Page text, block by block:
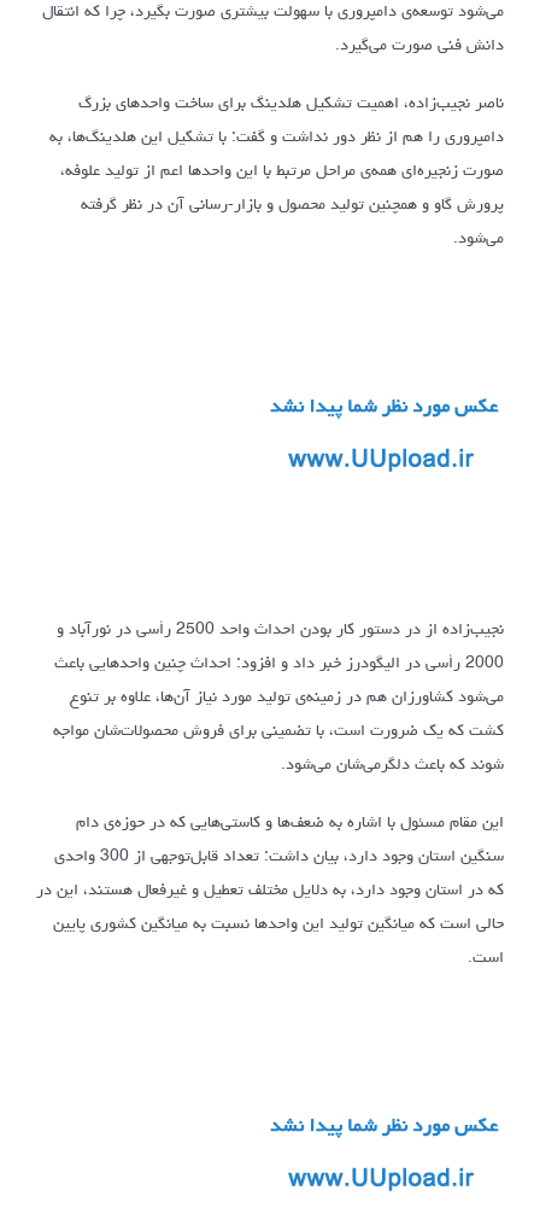
می‌شود توسعه‌ی دامپروری با سهولت بیشتری صورت بگیرد، چرا که انتقال
دانش فنی صورت می‌گیرد.
ناصر نجیب‌زاده، اهمیت تشکیل هلدینگ‌ برای ساخت واحدهای بزرگ
دامپروری را هم از نظر دور نداشت و گفت: با تشکیل این هلدینگ‌ها، به
صورت زنجیره‌ای همه‌ی مراحل مرتبط با این واحدها اعم از تولید علوفه،
پرورش گاو و همچنین تولید محصول و بازار-رسانی آن در نظر گرفته
می‌شود.
نجیب‌زاده از در دستور کار بودن احداث واحد 2500 رأسی در نورآباد و
2000 رأسی در الیگودرز خبر داد و افزود: احداث چنین واحدهایی باعث
می‌شود کشاورزان هم در زمینه‌ی تولید مورد نیاز آن‌ها، علاوه بر تنوع
کشت که یک ضرورت است، با تضمینی برای فروش محصولات‌شان مواجه
شوند که باعث دلگرمی‌شان می‌شود.
این مقام مسئول با اشاره به ضعف‌ها و کاستی‌هایی که در حوزه‌ی دام
سنگین استان وجود دارد، بیان داشت: تعداد قابل‌توجهی از 300 واحدی
که در استان وجود دارد، به دلایل مختلف تعطیل و غیرفعال هستند، این در
حالی است که میانگین تولید این واحدها نسبت به میانگین کشوری پایین
است.